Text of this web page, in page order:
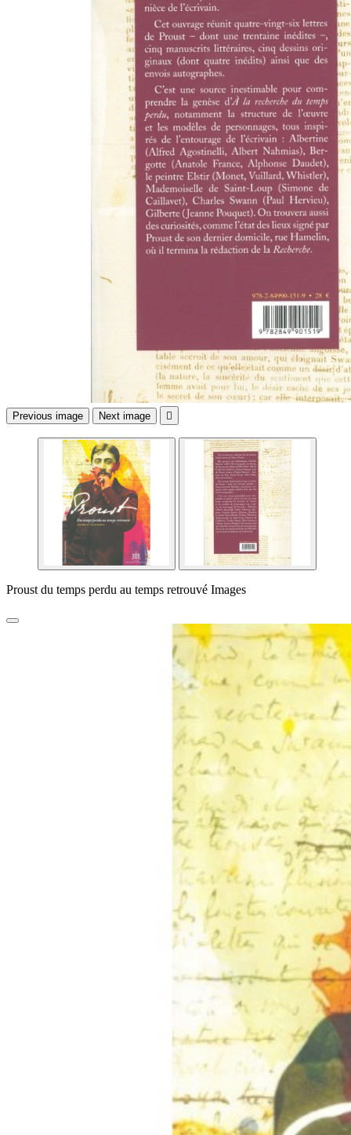
Previous image Next image 
Proust du temps perdu au temps retrouvé Images